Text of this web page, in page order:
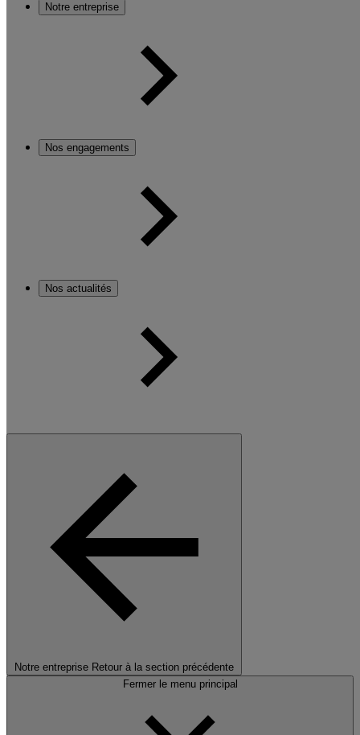
Notre entreprise
Nos engagements
Nos actualités
Notre entreprise Retour à la section précédente
Fermer le menu principal